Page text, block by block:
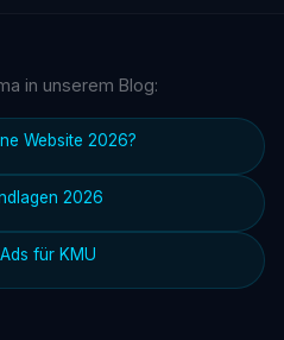
in unserem Blog:
Website 2026?
2026
für KMU